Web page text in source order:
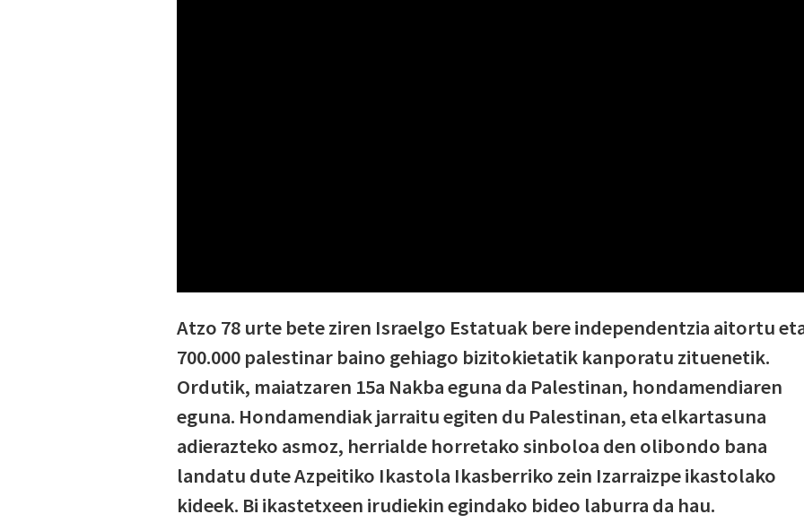
Atzo 78 urte bete ziren Israelgo Estatuak bere independentzia aitortu
700.000 palestinar baino gehiago bizitokietatik kanporatu zituenetik.
Ordutik, maiatzaren 15a Nakba eguna da Palestinan, hondamendiaren
eguna. Hondamendiak jarraitu egiten du Palestinan, eta elkartasuna
adierazteko asmoz, herrialde horretako sinboloa den olibondo bana
landatu dute Azpeitiko Ikastola Ikasberriko zein Izarraizpe ikastolako
kideek. Bi ikastetxeen irudiekin egindako bideo laburra da hau.